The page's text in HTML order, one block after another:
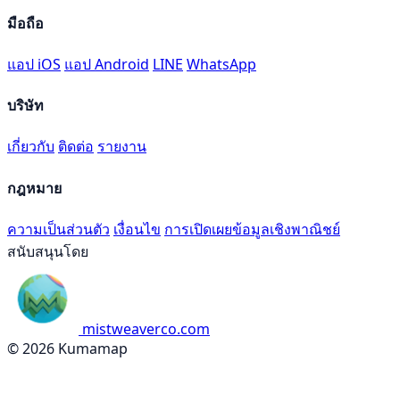
มือถือ
แอป iOS แอป Android LINE WhatsApp
บริษัท
เกี่ยวกับ ติดต่อ รายงาน
กฎหมาย
ความเป็นส่วนตัว เงื่อนไข การเปิดเผยข้อมูลเชิงพาณิชย์
สนับสนุนโดย
mistweaverco.com
© 2026 Kumamap